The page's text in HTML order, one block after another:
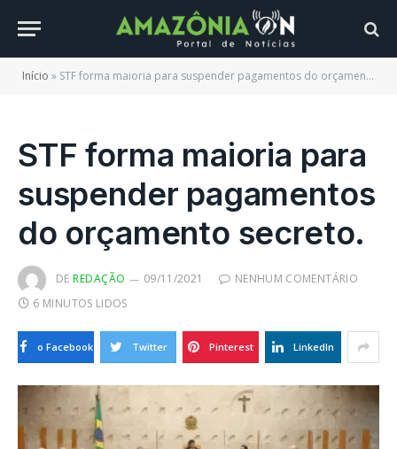
Início » STF forma maioria para suspender pagamentos do orçamento secreto.
STF forma maioria para
suspender pagamentos
do orçamento secreto.
DE REDAÇÃO 09/11/2021
NENHUM COMENTÁRIO
6 MINUTOS LIDOS
o Facebook Twitter Pinterest LinkedIn